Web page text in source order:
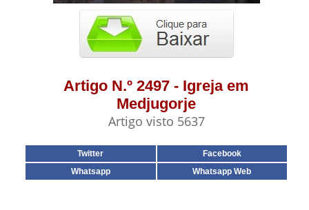
Artigo N.º 2497 - Igreja em
Medjugorje
Artigo visto 5637
Twitter
Facebook
Whatsapp
Whatsapp Web